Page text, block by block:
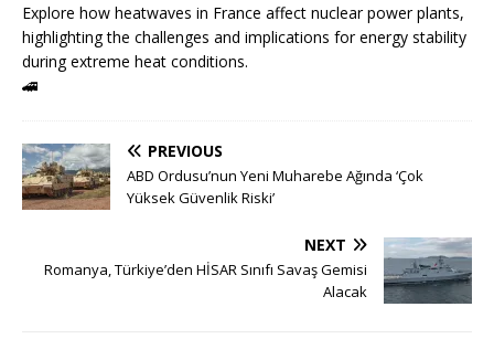
Explore how heatwaves in France affect nuclear power plants,
highlighting the challenges and implications for energy stability
during extreme heat conditions.
🚄
PREVIOUS
ABD Ordusu’nun Yeni Muharebe Ağında ‘Çok
Yüksek Güvenlik Riski’
NEXT
Romanya, Türkiye’den HİSAR Sınıfı Savaş Gemisi
Alacak